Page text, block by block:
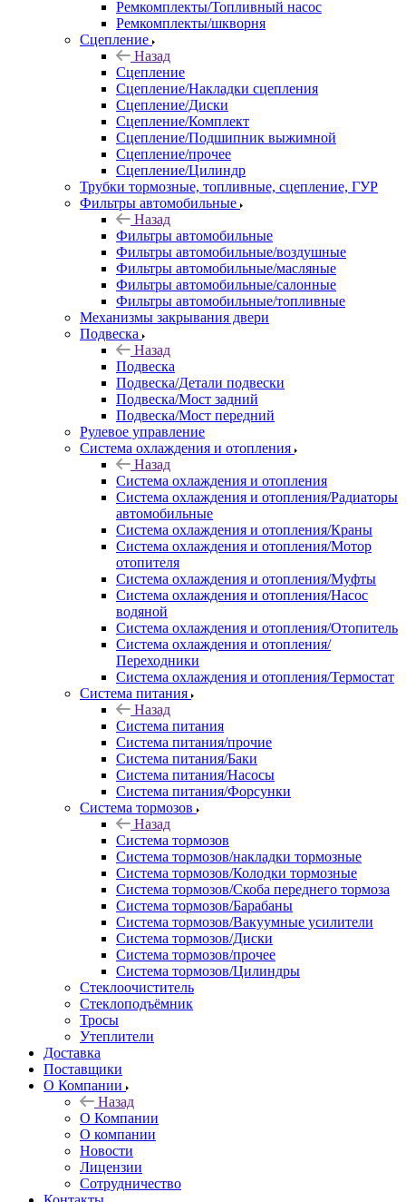
Ремкомплекты/Топливный насос
Ремкомплекты/шкворня
Сцепление
Назад
Сцепление
Сцепление/Накладки сцепления
Сцепление/Диски
Сцепление/Комплект
Сцепление/Подшипник выжимной
Сцепление/прочее
Сцепление/Цилиндр
Трубки тормозные, топливные, сцепление, ГУР
Фильтры автомобильные
Назад
Фильтры автомобильные
Фильтры автомобильные/воздушные
Фильтры автомобильные/масляные
Фильтры автомобильные/салонные
Фильтры автомобильные/топливные
Механизмы закрывания двери
Подвеска
Назад
Подвеска
Подвеска/Детали подвески
Подвеска/Мост задний
Подвеска/Мост передний
Рулевое управление
Система охлаждения и отопления
Назад
Система охлаждения и отопления
Система охлаждения и отопления/Радиаторы
автомобильные
Система охлаждения и отопления/Краны
Система охлаждения и отопления/Мотор
отопителя
Система охлаждения и отопления/Муфты
Система охлаждения и отопления/Насос
водяной
Система охлаждения и отопления/Отопитель
Система охлаждения и отопления/
Переходники
Система охлаждения и отопления/Термостат
Система питания
Назад
Система питания
Система питания/прочие
Система питания/Баки
Система питания/Насосы
Система питания/Форсунки
Система тормозов
Назад
Система тормозов
Система тормозов/накладки тормозные
Система тормозов/Колодки тормозные
Система тормозов/Скоба переднего тормоза
Система тормозов/Барабаны
Система тормозов/Вакуумные усилители
Система тормозов/Диски
Система тормозов/прочее
Система тормозов/Цилиндры
Стеклоочиститель
Стеклоподъёмник
Тросы
Утеплители
Доставка
Поставщики
О Компании
Назад
О Компании
О компании
Новости
Лицензии
Сотрудничество